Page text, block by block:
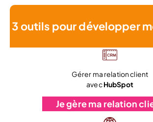
3 outils pour développer
Gérer ma relation client
avecHubSpot
Je gère ma relation